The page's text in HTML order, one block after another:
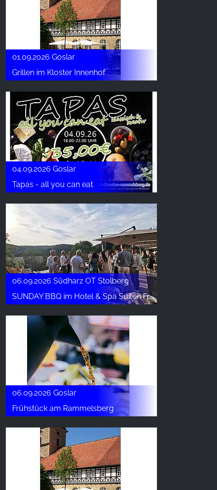
01.09.2026 Goslar
Grillen im Kloster Innenhof
04.09.2026 Goslar
Tapas - all you can eat
06.09.2026 Südharz OT Stolberg
SUNDAY BBQ im Hotel & Spa Suiten FreiWerk
06.09.2026 Goslar
Frühstück am Rammelsberg